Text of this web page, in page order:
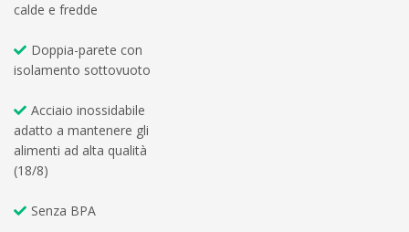
calde e fredde
Doppia-parete con
isolamento sottovuoto
Acciaio inossidabile
adatto a mantenere gli
alimenti ad alta qualità
(18/8)
Senza BPA